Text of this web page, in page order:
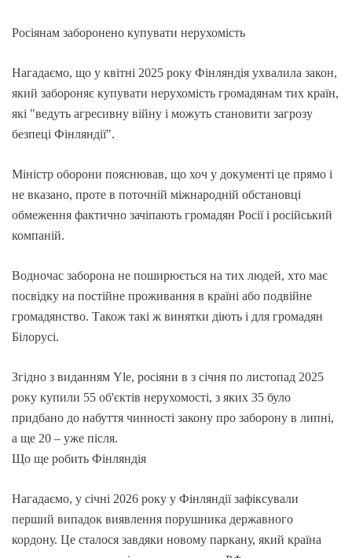
Росіянам заборонено купувати нерухомість
Нагадаємо, що у квітні 2025 року Фінляндія ухвалила закон,
який забороняє купувати нерухомість громадянам тих країн,
які "ведуть агресивну війну і можуть становити загрозу
безпеці Фінляндії".
Міністр оборони пояснював, що хоч у документі це прямо і
не вказано, проте в поточній міжнародній обстановці
обмеження фактично зачіпають громадян Росії і російський
компаній.
Водночас заборона не поширюється на тих людей, хто має
посвідку на постійне проживання в країні або подвійне
громадянство. Також такі ж винятки діють і для громадян
Білорусі.
Згідно з виданням Yle, росіяни в з січня по листопад 2025
року купили 55 об'єктів нерухомості, з яких 35 було
придбано до набуття чинності закону про заборону в липні,
а ще 20 – уже після.
Що ще робить Фінляндія
Нагадаємо, у січні 2026 року у Фінляндії зафіксували
перший випадок виявлення порушника державного
кордону. Це сталося завдяки новому паркану, який країна